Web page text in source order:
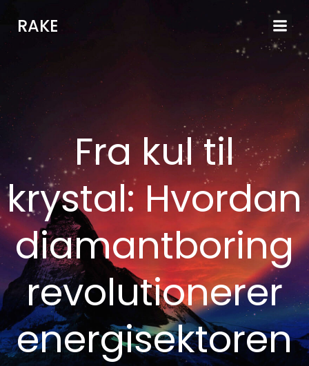
RAKE
Fra kul til
krystal: Hvordan
diamantboring
revolutionerer
energisektoren